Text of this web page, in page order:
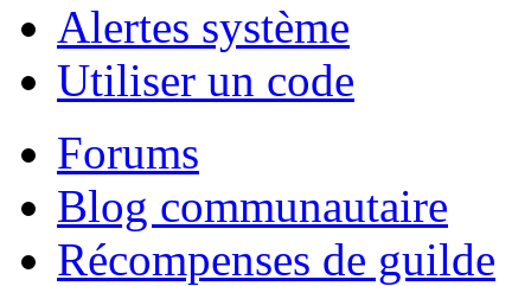
Alertes système
Utiliser un code
Forums
Blog communautaire
Récompenses de guilde